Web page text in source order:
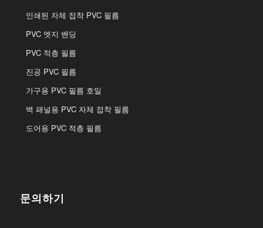
인쇄된 자체 접착 PVC 필름
PVC 엣지 밴딩
PVC 적층 필름
진공 PVC 필름
가구용 PVC 필름 호일
벽 패널용 PVC 자체 접착 필름
도어용 PVC 적층 필름
문의하기